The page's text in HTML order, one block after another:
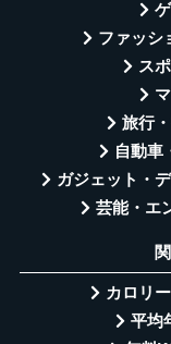
ファッシ
ス
旅行
自動車
ガジェット・
芸能・エ
カロリ
平均